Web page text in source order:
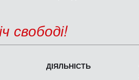
свободі!
ДІЯЛЬНІСТЬ